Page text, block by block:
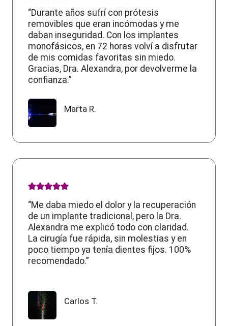
“Durante años sufrí con prótesis
removibles que eran incómodas y me
daban inseguridad. Con los implantes
monofásicos, en 72 horas volví a disfrutar
de mis comidas favoritas sin miedo.
Gracias, Dra. Alexandra, por devolverme la
confianza.”
Marta R.
“Me daba miedo el dolor y la recuperación
de un implante tradicional, pero la Dra.
Alexandra me explicó todo con claridad.
La cirugía fue rápida, sin molestias y en
poco tiempo ya tenía dientes fijos. 100%
recomendado.”
Carlos T.